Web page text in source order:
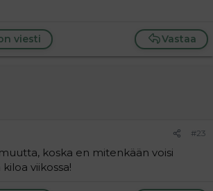
Vastaa
viesti
#23
koska en mitenkään voisi
viikossa!